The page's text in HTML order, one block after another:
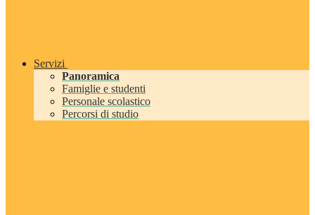
Servizi
Panoramica
Famiglie e studenti
Personale scolastico
Percorsi di studio